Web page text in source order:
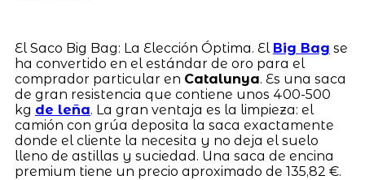
El Saco Big Bag: La Elección Óptima. El Big Bag se
ha convertido en el estándar de oro para el
comprador particular en Catalunya. Es una saca
de gran resistencia que contiene unos 400-500
kg de leña. La gran ventaja es la limpieza: el
camión con grúa deposita la saca exactamente
donde el cliente la necesita y no deja el suelo
lleno de astillas y suciedad. Una saca de encina
premium tiene un precio aproximado de 135,82 €.